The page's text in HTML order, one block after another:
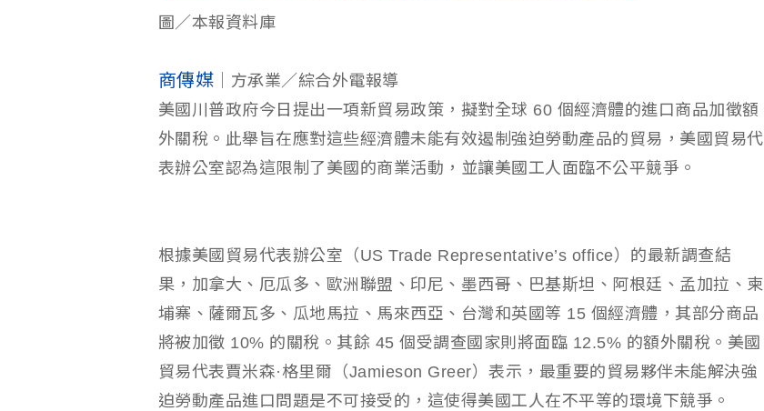
圖／本報資料庫
商傳媒 ｜方承業／綜合外電報導
美國川普政府今日提出一項新貿易政策，擬對全球 60 個經濟體的進口商品加徵額
外關稅。此舉旨在應對這些經濟體未能有效遏制強迫勞動產品的貿易，美國貿易代
表辦公室認為這限制了美國的商業活動，並讓美國工人面臨不公平競爭。
根據美國貿易代表辦公室（US Trade Representative’s office）的最新調查結
果，加拿大、厄瓜多、歐洲聯盟、印尼、墨西哥、巴基斯坦、阿根廷、孟加拉、柬
埔寨、薩爾瓦多、瓜地馬拉、馬來西亞、台灣和英國等 15 個經濟體，其部分商品
將被加徵 10% 的關稅。其餘 45 個受調查國家則將面臨 12.5% 的額外關稅。美國
貿易代表賈米森·格里爾（Jamieson Greer）表示，最重要的貿易夥伴未能解決強
迫勞動產品進口問題是不可接受的，這使得美國工人在不平等的環境下競爭。